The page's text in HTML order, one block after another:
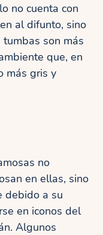
no cuenta con
al difunto, sino
son más
que, en
más gris y
no
en ellas, sino
debido a su
en iconos del
Algunos